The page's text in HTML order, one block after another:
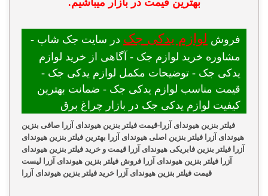
بهترین قیمت در بازار میباشیم.
فروش لوازم یدکی جک در سایت جک شاپ -
مشاوره خرید لوازم جک - آگاهی از خرید لوازم
یدکی جک - توضیحات مکمل لوازم یدکی جک -
قیمت مناسب لوازم یدکی جک - ضمانت بهترین
کیفیت لوازم یدکی جک در بازار چراغ برق
فیلتر بنزین هیوندای آزرا-قیمت فیلتر بنزین هیوندای آزرا صافی بنزین
هیوندای آزرا فیلتر بنزین اصلی هیوندای آزرا بهترین فیلتر بنزین هیوندای
آزرا فیلتر بنزین فابریکی هیوندای آزرا قیمت و خرید فیلتر بنزین هیوندای
آزرا فیلتر بنزین هیوندای آزرا فروش فیلتر بنزین هیوندای آزرا لیست
قیمت فیلتر بنزین هیوندای آزرا خرید فیلتر بنزین هیوندای آزرا